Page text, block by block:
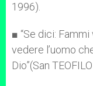
1996).
■ “Se dici:
vedere l’uomo
Dio”(San